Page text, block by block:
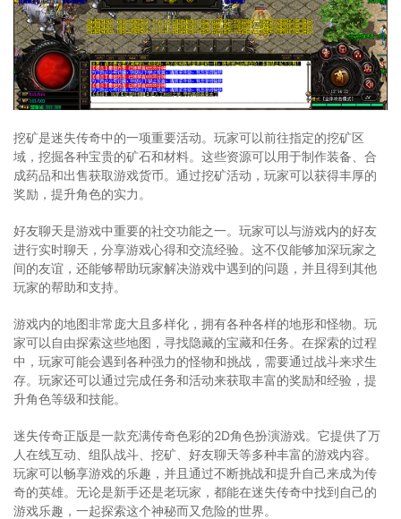
挖矿是迷失传奇中的一项重要活动。玩家可以前往指定的挖矿区
域，挖掘各种宝贵的矿石和材料。这些资源可以用于制作装备、合
成药品和出售获取游戏货币。通过挖矿活动，玩家可以获得丰厚的
奖励，提升角色的实力。
好友聊天是游戏中重要的社交功能之一。玩家可以与游戏内的好友
进行实时聊天，分享游戏心得和交流经验。这不仅能够加深玩家之
间的友谊，还能够帮助玩家解决游戏中遇到的问题，并且得到其他
玩家的帮助和支持。
游戏内的地图非常庞大且多样化，拥有各种各样的地形和怪物。玩
家可以自由探索这些地图，寻找隐藏的宝藏和任务。在探索的过程
中，玩家可能会遇到各种强力的怪物和挑战，需要通过战斗来求生
存。玩家还可以通过完成任务和活动来获取丰富的奖励和经验，提
升角色等级和技能。
迷失传奇正版是一款充满传奇色彩的2D角色扮演游戏。它提供了万
人在线互动、组队战斗、挖矿、好友聊天等多种丰富的游戏内容。
玩家可以畅享游戏的乐趣，并且通过不断挑战和提升自己来成为传
奇的英雄。无论是新手还是老玩家，都能在迷失传奇中找到自己的
游戏乐趣，一起探索这个神秘而又危险的世界。